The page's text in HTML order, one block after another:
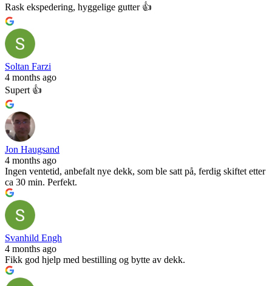
Rask ekspedering, hyggelige gutter 👍
Soltan Farzi
4 months ago
Supert 👍
Jon Haugsand
4 months ago
Ingen ventetid, anbefalt nye dekk, som ble satt på, ferdig skiftet etter
ca 30 min. Perfekt.
Svanhild Engh
4 months ago
Fikk god hjelp med bestilling og bytte av dekk.